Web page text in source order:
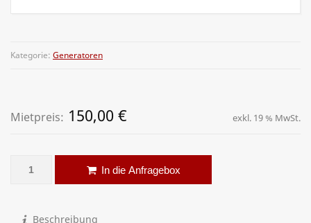
Kategorie: Generatoren
Mietpreis: 150,00 € exkl. 19 % MwSt.
Stromerzeuger – Kubota – 16 kW Menge
In die Anfragebox
Beschreibung